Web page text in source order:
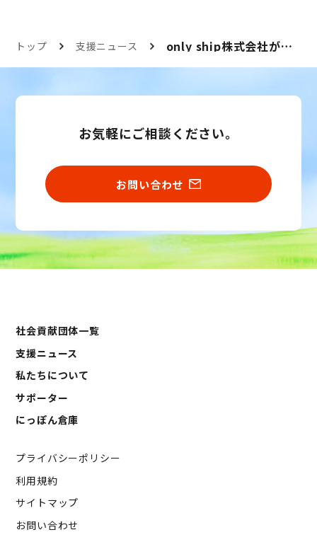
トップ 支援ニュース only ship株式会社がにっぽん福福へ寄付
お気軽にご相談ください。
お問い合わせ
社会貢献団体一覧
支援ニュース
私たちについて
サポーター
にっぽん倉庫
プライバシーポリシー
利用規約
サイトマップ
お問い合わせ